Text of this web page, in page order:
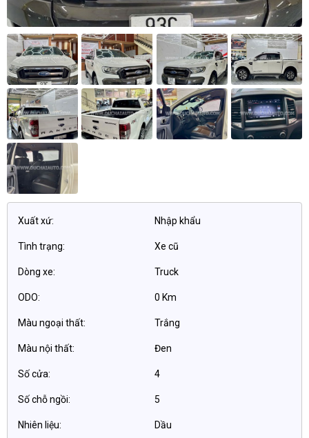
Xuất xứ: Nhập khẩu
Tình trạng: Xe cũ
Dòng xe: Truck
ODO: 0 Km
Màu ngoại thất: Trắng
Màu nội thất: Đen
Số cửa: 4
Số chỗ ngồi: 5
Nhiên liệu: Dầu